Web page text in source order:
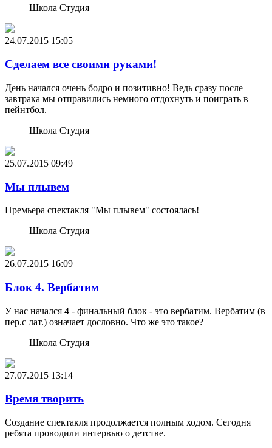
Школа Студия
24.07.2015 15:05
Сделаем все своими руками!
День начался очень бодро и позитивно! Ведь сразу после
завтрака мы отправились немного отдохнуть и поиграть в
пейнтбол.
Школа Студия
25.07.2015 09:49
Мы плывем
Премьера спектакля "Мы плывем" состоялась!
Школа Студия
26.07.2015 16:09
Блок 4. Вербатим
У нас начался 4 - финальный блок - это вербатим. Вербатим (в
пер.с лат.) означает дословно. Что же это такое?
Школа Студия
27.07.2015 13:14
Время творить
Создание спектакля продолжается полным ходом. Сегодня
ребята проводили интервью о детстве.